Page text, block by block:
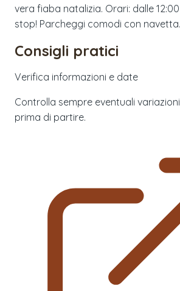
vera fiaba natalizia. Orari: dalle
stop! Parcheggi comodi con navetta.
Consigli pratici
Verifica informazioni e date
Controlla sempre eventuali
prima di partire.